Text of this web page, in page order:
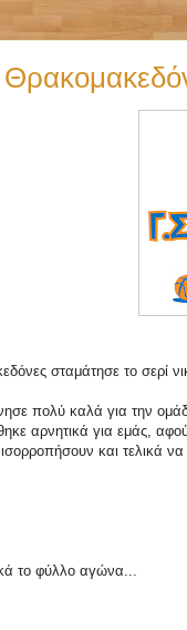
σταμάτησε το σερί
πολύ καλά για την
αρνητικά για εμάς,
ισορροπήσουν και τελικά
το φύλλο αγώνα...